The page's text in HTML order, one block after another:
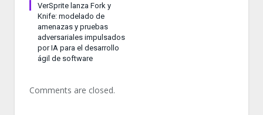
VerSprite lanza Fork y
Knife: modelado de
amenazas y pruebas
adversariales impulsados
por IA para el desarrollo
ágil de software
Comments are closed.